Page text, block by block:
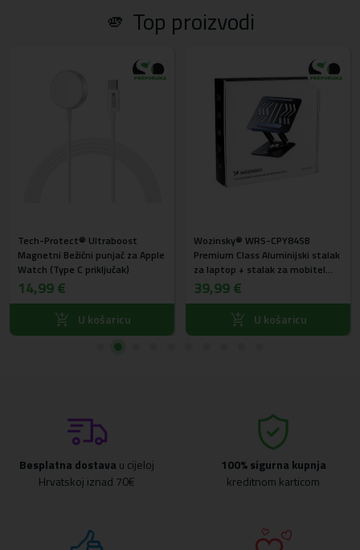
🫵 Top proizvodi
Tech-Protect® Ultraboost
Magnetni Bežični punjač za Apple
Watch (Type C priključak)
14,99 €
U košaricu
Wozinsky® WRS-CPY84SB
Premium Class Aluminijski stalak
za laptop + stalak za mobitel
gratis (crni)
39,99 €
U košaricu
Besplatna dostava u cijeloj
Hrvatskoj iznad 70€
100% sigurna kupnja
kreditnom karticom